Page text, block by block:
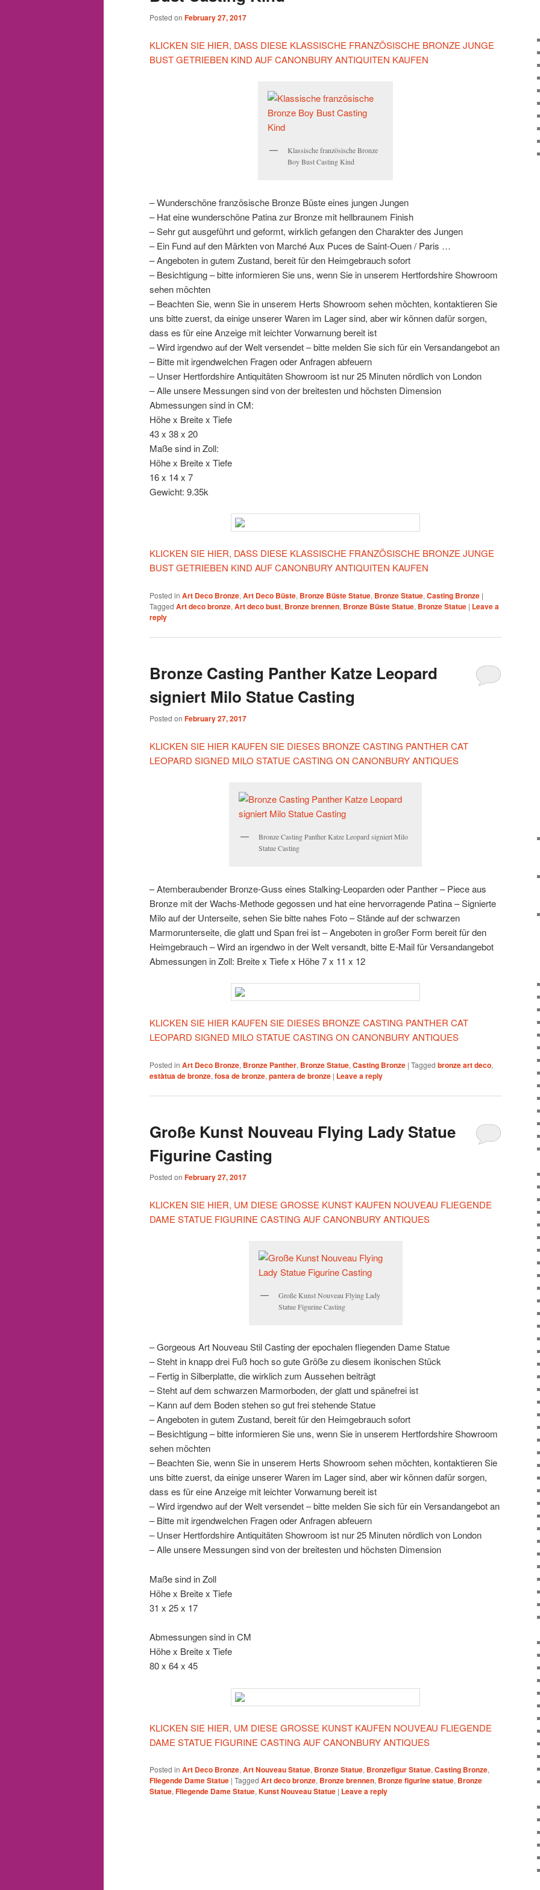
Posted on February 27, 2017
KLICKEN SIE HIER, DASS DIESE KLASSISCHE FRANZÖSISCHE BRONZE JUNGE
BUST GETRIEBEN KIND AUF CANONBURY ANTIQUITEN KAUFEN
Klassische französische Bronze
Boy Bust Casting Kind
– Wunderschöne französische Bronze Büste eines jungen Jungen
– Hat eine wunderschöne Patina zur Bronze mit hellbraunem Finish
– Sehr gut ausgeführt und geformt, wirklich gefangen den Charakter des Jungen
– Ein Fund auf den Märkten von Marché Aux Puces de Saint-Ouen / Paris …
– Angeboten in gutem Zustand, bereit für den Heimgebrauch sofort
– Besichtigung – bitte informieren Sie uns, wenn Sie in unserem Hertfordshire Showroom
sehen möchten
– Beachten Sie, wenn Sie in unserem Herts Showroom sehen möchten, kontaktieren Sie
uns bitte zuerst, da einige unserer Waren im Lager sind, aber wir können dafür sorgen,
dass es für eine Anzeige mit leichter Vorwarnung bereit ist
– Wird irgendwo auf der Welt versendet – bitte melden Sie sich für ein Versandangebot an
– Bitte mit irgendwelchen Fragen oder Anfragen abfeuern
– Unser Hertfordshire Antiquitäten Showroom ist nur 25 Minuten nördlich von London
– Alle unsere Messungen sind von der breitesten und höchsten Dimension
Abmessungen sind in CM:
Höhe x Breite x Tiefe
43 x 38 x 20
Maße sind in Zoll:
Höhe x Breite x Tiefe
16 x 14 x 7
Gewicht: 9.35k
KLICKEN SIE HIER, DASS DIESE KLASSISCHE FRANZÖSISCHE BRONZE JUNGE
BUST GETRIEBEN KIND AUF CANONBURY ANTIQUITEN KAUFEN
Posted in Art Deco Bronze, Art Deco Büste, Bronze Büste Statue, Bronze Statue, Casting Bronze |
Tagged Art deco bronze, Art deco bust, Bronze brennen, Bronze Büste Statue, Bronze Statue | Leave a
reply
Bronze Casting Panther Katze Leopard
signiert Milo Statue Casting
Posted on February 27, 2017
KLICKEN SIE HIER KAUFEN SIE DIESES BRONZE CASTING PANTHER CAT
LEOPARD SIGNED MILO STATUE CASTING ON CANONBURY ANTIQUES
Bronze Casting Panther Katze Leopard signiert Milo
Statue Casting
– Atemberaubender Bronze-Guss eines Stalking-Leoparden oder Panther – Piece aus
Bronze mit der Wachs-Methode gegossen und hat eine hervorragende Patina – Signierte
Milo auf der Unterseite, sehen Sie bitte nahes Foto – Stände auf der schwarzen
Marmorunterseite, die glatt und Span frei ist – Angeboten in großer Form bereit für den
Heimgebrauch – Wird an irgendwo in der Welt versandt, bitte E-Mail für Versandangebot
Abmessungen in Zoll: Breite x Tiefe x Höhe 7 x 11 x 12
KLICKEN SIE HIER KAUFEN SIE DIESES BRONZE CASTING PANTHER CAT
LEOPARD SIGNED MILO STATUE CASTING ON CANONBURY ANTIQUES
Posted in Art Deco Bronze, Bronze Panther, Bronze Statue, Casting Bronze | Tagged bronze art deco,
estàtua de bronze, fosa de bronze, pantera de bronze | Leave a reply
Große Kunst Nouveau Flying Lady Statue
Figurine Casting
Posted on February 27, 2017
KLICKEN SIE HIER, UM DIESE GROSSE KUNST KAUFEN NOUVEAU FLIEGENDE
DAME STATUE FIGURINE CASTING AUF CANONBURY ANTIQUES
Große Kunst Nouveau Flying Lady
Statue Figurine Casting
– Gorgeous Art Nouveau Stil Casting der epochalen fliegenden Dame Statue
– Steht in knapp drei Fuß hoch so gute Größe zu diesem ikonischen Stück
– Fertig in Silberplatte, die wirklich zum Aussehen beiträgt
– Steht auf dem schwarzen Marmorboden, der glatt und spänefrei ist
– Kann auf dem Boden stehen so gut frei stehende Statue
– Angeboten in gutem Zustand, bereit für den Heimgebrauch sofort
– Besichtigung – bitte informieren Sie uns, wenn Sie in unserem Hertfordshire Showroom
sehen möchten
– Beachten Sie, wenn Sie in unserem Herts Showroom sehen möchten, kontaktieren Sie
uns bitte zuerst, da einige unserer Waren im Lager sind, aber wir können dafür sorgen,
dass es für eine Anzeige mit leichter Vorwarnung bereit ist
– Wird irgendwo auf der Welt versendet – bitte melden Sie sich für ein Versandangebot an
– Bitte mit irgendwelchen Fragen oder Anfragen abfeuern
– Unser Hertfordshire Antiquitäten Showroom ist nur 25 Minuten nördlich von London
– Alle unsere Messungen sind von der breitesten und höchsten Dimension
Maße sind in Zoll
Höhe x Breite x Tiefe
31 x 25 x 17
Abmessungen sind in CM
Höhe x Breite x Tiefe
80 x 64 x 45
KLICKEN SIE HIER, UM DIESE GROSSE KUNST KAUFEN NOUVEAU FLIEGENDE
DAME STATUE FIGURINE CASTING AUF CANONBURY ANTIQUES
Posted in Art Deco Bronze, Art Nouveau Statue, Bronze Statue, Bronzefigur Statue, Casting Bronze,
Fliegende Dame Statue | Tagged Art deco bronze, Bronze brennen, Bronze figurine statue, Bronze
Statue, Fliegende Dame Statue, Kunst Nouveau Statue | Leave a reply